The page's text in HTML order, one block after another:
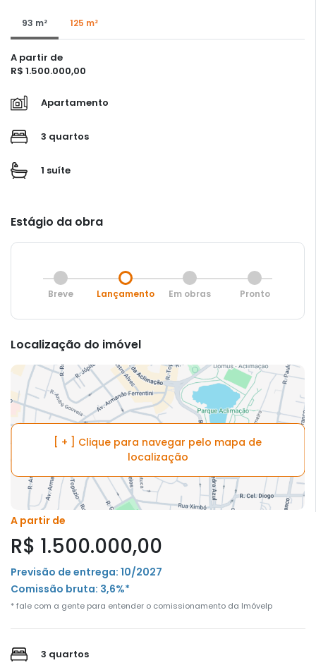
93 m² 125 m²
A partir de
R$ 1.500.000,00
Apartamento
3 quartos
1 suíte
Estágio da obra
Breve Lançamento Em obras Pronto
Localização do imóvel
[ + ] Clique para navegar pelo mapa de
localização
A partir de
R$ 1.500.000,00
Previsão de entrega: 10/2027
Comissão bruta: 3,6%*
* fale com a gente para entender o comissionamento da Imóvelp
3 quartos